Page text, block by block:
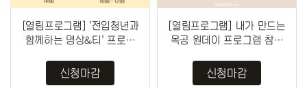
[열림프로그램] '전입청년과
함께하는 명상&티' 프로그
신청마감
[열림프로그램] 내가 만드는
목공 원데이 프로그램 참여
신청마감